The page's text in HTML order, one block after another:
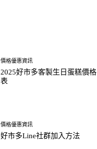
價格優惠資訊
2025好市多客製生日蛋糕價格
表
價格優惠資訊
好市多Line社群加入方法